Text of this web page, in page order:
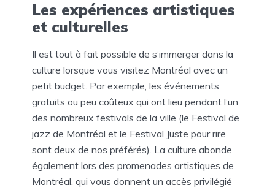
Les expériences artistiques
et culturelles
Il est tout à fait possible de s’immerger dans la
culture lorsque vous visitez Montréal avec un
petit budget. Par exemple, les événements
gratuits ou peu coûteux qui ont lieu pendant l’un
des nombreux festivals de la ville (le Festival de
jazz de Montréal et le Festival Juste pour rire
sont deux de nos préférés). La culture abonde
également lors des promenades artistiques de
Montréal, qui vous donnent un accès privilégié